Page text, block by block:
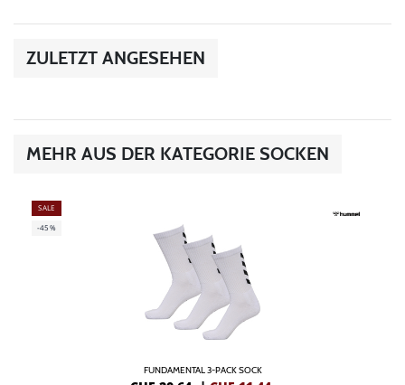
ZULETZT ANGESEHEN
MEHR AUS DER KATEGORIE SOCKEN
SALE
-45%
FUNDAMENTAL 3-PACK SOCK